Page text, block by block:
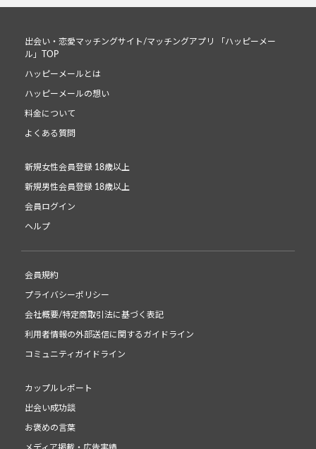
出会い・恋愛マッチングサイト/マッチングアプリ 「ハッピーメー
ル」TOP
ハッピーメールとは
ハッピーメールの想い
料金について
よくある質問
新規女性会員登録 18歳以上
新規男性会員登録 18歳以上
会員ログイン
ヘルプ
会員規約
プライバシーポリシー
会社概要/特定商取引法に基づく表記
利用者情報の外部送信に関するガイドライン
コミュニティガイドライン
カップルレポート
出会い成功談
お褒めの言葉